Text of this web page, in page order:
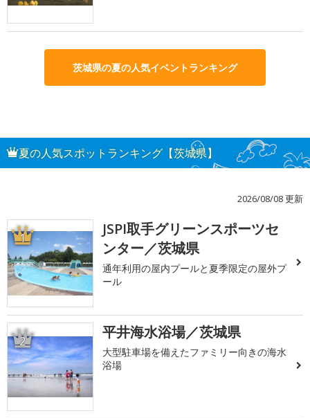
茨城県の夏の人気イベントランキング
夏の人気スポットランキング【茨城県】
2026/08/08 更新
1
JSPI取手グリーンスポーツセ
ンター／茨城県
通年利用の屋内プールと夏季限定の屋外プ
ール
2 平井海水浴場／茨城県
大型駐車場を備えたファミリー向きの海水
浴場